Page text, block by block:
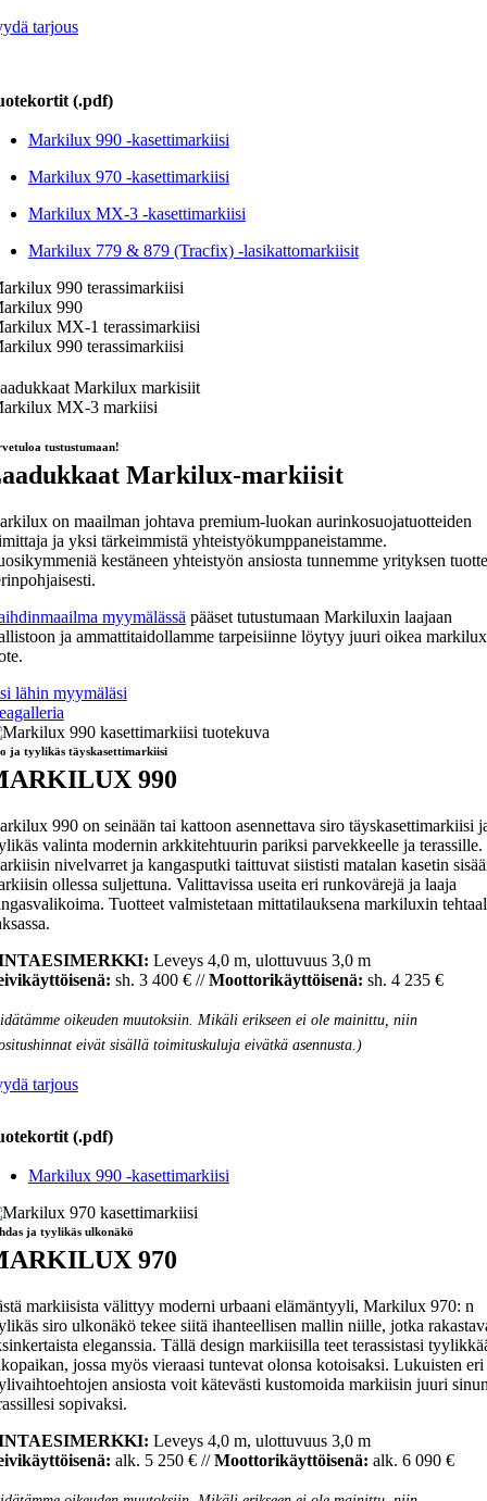
tarjous
(.pdf)
Markilux 990 -kasettimarkiisi
Markilux 970 -kasettimarkiisi
Markilux MX-3 -kasettimarkiisi
Markilux 779 & 879 (Tracfix) -lasikattomarkiisit
tustustumaan!
Markilux-markiisit
on maailman johtava premium-luokan aurinkosuojatuotteiden
ja yksi tärkeimmistä yhteistyökumppaneistamme.
kestäneen yhteistyön ansiosta tunnemme yrityksen
myymälässä pääset tutustumaan Markiluxin laajaan
ja ammattitaidollamme tarpeisiinne löytyy juuri oikea
lähin myymäläsi
ja tyylikäs täyskasettimarkiisi
990
990 on seinään tai kattoon asennettava siro täyskasettimarkiisi
valinta modernin arkkitehtuurin pariksi parvekkeelle ja terassille.
nivelvarret ja kangasputki taittuvat siististi matalan kasetin
ollessa suljettuna. Valittavissa useita eri runkovärejä ja laaja
Tuotteet valmistetaan mittatilauksena markiluxin
Leveys 4,0 m, ulottuvuus 3,0 m
sh. 3 400 € //Moottorikäyttöisenä: sh. 4 235 €
oikeuden muutoksiin. Mikäli erikseen ei ole mainittu, niin
eivät sisällä toimituskuluja eivätkä asennusta.)
tarjous
(.pdf)
Markilux 990 -kasettimarkiisi
ja tyylikäs ulkonäkö
970
markiisista välittyy moderni urbaani elämäntyyli, Markilux 970: n
siro ulkonäkö tekee siitä ihanteellisen mallin niille, jotka
eleganssia. Tällä design markiisilla teet terassistasi
jossa myös vieraasi tuntevat olonsa kotoisaksi. Lukuisten eri
ansiosta voit kätevästi kustomoida markiisin juuri
sopivaksi.
Leveys 4,0 m, ulottuvuus 3,0 m
alk. 5 250 € //Moottorikäyttöisenä: alk. 6 090 €